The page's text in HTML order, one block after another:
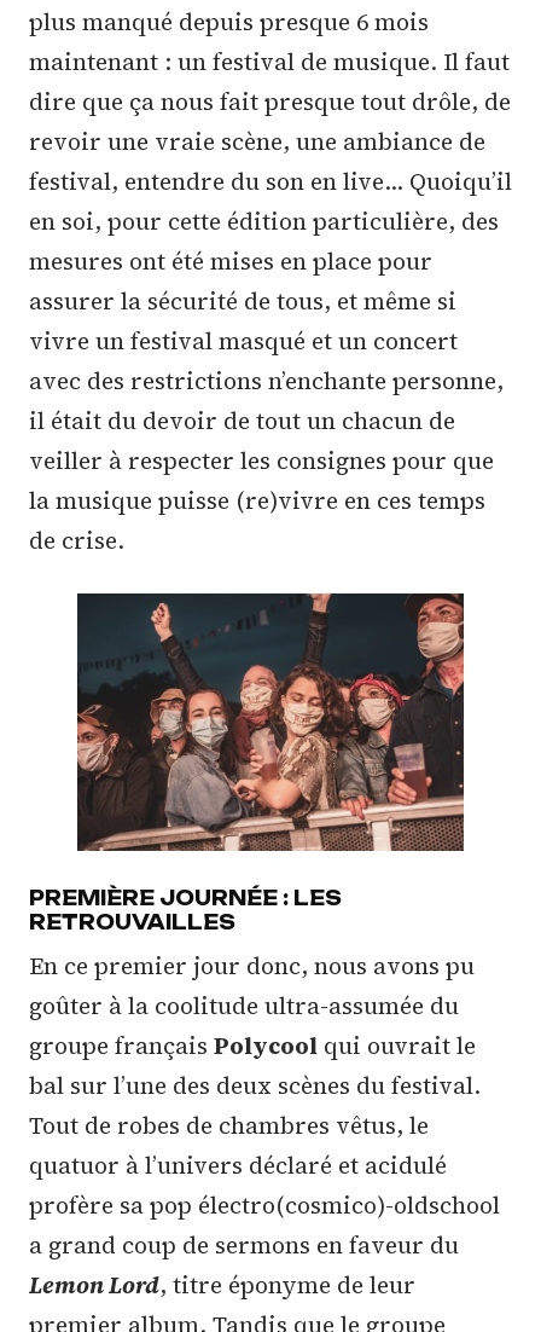
plus manqué depuis presque 6 mois
maintenant : un festival de musique. Il faut
dire que ça nous fait presque tout drôle, de
revoir une vraie scène, une ambiance de
festival, entendre du son en live... Quoiqu’il
en soi, pour cette édition particulière, des
mesures ont été mises en place pour
assurer la sécurité de tous, et même si
vivre un festival masqué et un concert
avec des restrictions n’enchante personne,
il était du devoir de tout un chacun de
veiller à respecter les consignes pour que
la musique puisse (re)vivre en ces temps
de crise.
PREMIÈRE JOURNÉE : LES
RETROUVAILLES
En ce premier jour donc, nous avons pu
goûter à la coolitude ultra-assumée du
groupe français Polycool qui ouvrait le
bal sur l’une des deux scènes du festival.
Tout de robes de chambres vêtus, le
quatuor à l’univers déclaré et acidulé
profère sa pop électro(cosmico)-oldschool
a grand coup de sermons en faveur du
Lemon Lord, titre éponyme de leur
premier album. Tandis que le groupe